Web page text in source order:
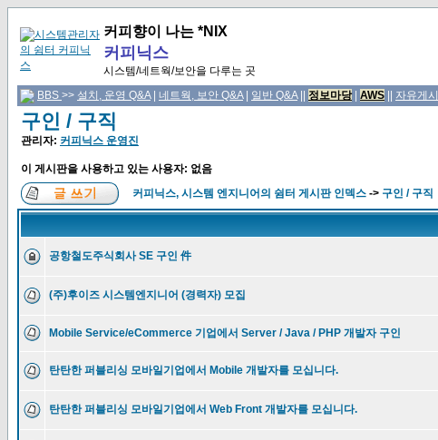
커피향이 나는 *NIX
커피닉스
시스템/네트웍/보안을 다루는 곳
BBS >> 설치, 운영 Q&A| 네트웍, 보안 Q&A| 일반 Q&A|| 정보마당| AWS 자유게
구인 / 구직
관리자: 커피닉스 운영진
이 게시판을 사용하고 있는 사용자: 없음
커피닉스, 시스템 엔지니어의 쉼터 게시판 인덱스 -> 구인 / 구직
공항철도주식회사 SE 구인 件
(주)후이즈 시스템엔지니어 (경력자) 모집
Mobile Service/eCommerce 기업에서 Server / Java / PHP 개발자 구인
탄탄한 퍼블리싱 모바일기업에서 Mobile 개발자를 모십니다.
탄탄한 퍼블리싱 모바일기업에서 Web Front 개발자를 모십니다.